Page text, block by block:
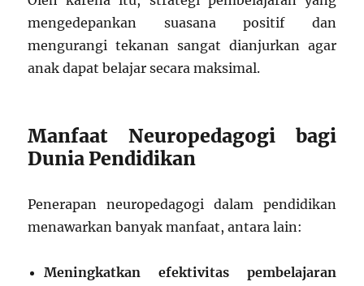
mengedepankan suasana positif dan
mengurangi tekanan sangat dianjurkan agar
anak dapat belajar secara maksimal.
Manfaat Neuropedagogi bagi
Dunia Pendidikan
Penerapan neuropedagogi dalam pendidikan
menawarkan banyak manfaat, antara lain:
Meningkatkan efektivitas pembelajaran